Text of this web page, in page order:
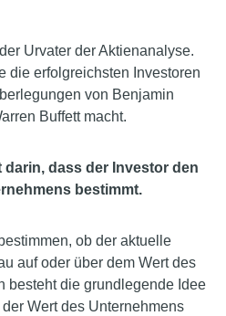
Urvater der Aktienanalyse.
die erfolgreichsten Investoren
von Benjamin
Buffett macht.
darin, dass der Investor den
bestimmt.
ob der aktuelle
auf oder über dem Wert des
besteht die grundlegende Idee
Wert des Unternehmens